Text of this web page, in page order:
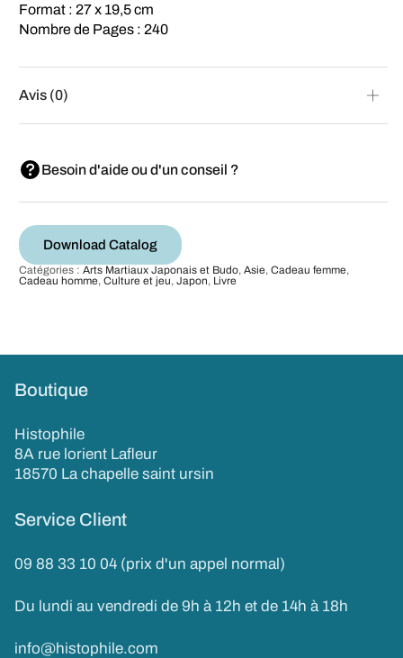
Format : 27 x 19,5 cm
Nombre de Pages : 240
Avis (0)
Besoin d'aide ou d'un conseil ?
Download Catalog
Catégories : Arts Martiaux Japonais et Budo, Asie, Cadeau femme,
Cadeau homme, Culture et jeu, Japon, Livre
Boutique
Histophile
8A rue lorient Lafleur
18570 La chapelle saint ursin
Service Client
09 88 33 10 04 (prix d'un appel normal)
Du lundi au vendredi de 9h à 12h et de 14h à 18h
info@histophile.com